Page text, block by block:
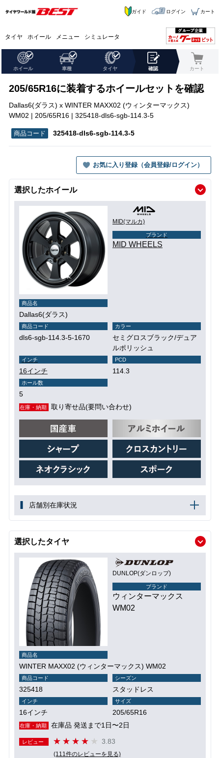
タイヤ ホイール メニュー シミュレータ
ガイド ログイン カート
ホイール 車種 タイヤ 確認 カート
205/65R16に装着するホイールセットを確認
Dallas6(ダラス) x WINTER MAXX02 (ウィンターマックス)
WM02 | 205/65R16 | 325418-dls6-sgb-114.3-5
325418-dls6-sgb-114.3-5
お気に入り登録（会員登録/ログイン）
選択したホイール
MID(マルカ)
ブランド
MID WHEELS
商品名
Dallas6(ダラス)
商品コード
dls6-sgb-114.3-5-1670
カラー
セミグロスブラック/デュア
ルポリッシュ
インチ
16インチ
PCD
114.3
ホール数
5
在庫・納期 取り寄せ品(要問い合わせ)
店舗別在庫状況
選択したタイヤ
DUNLOP(ダンロップ)
ブランド
ウィンターマックス
WM02
商品名
WINTER MAXX02 (ウィンターマックス) WM02
商品コード
325418
シーズン
スタッドレス
インチ
16インチ
サイズ
205/65R16
在庫・納期 在庫品 発送まで1日〜2日
レビュー 3.83
(111件のレビューを見る)